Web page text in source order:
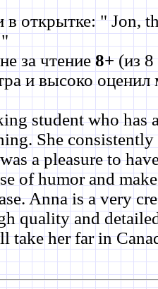
открытке: " Jon,
за чтение8+(из 8
и высоко оценил
student who has
She consistently
a pleasure to
of humor and
Anna is a very
quality and
take her far in